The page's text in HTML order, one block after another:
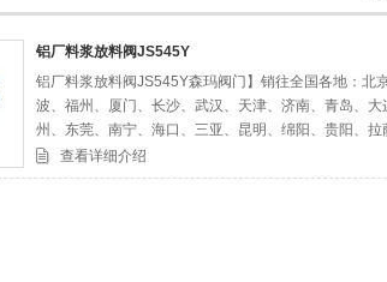
铝厂料浆放料阀JS545Y
铝厂料浆放料阀JS545Y森玛阀门】销往全国各地：北
波、福州、厦门、长沙、武汉、天津、济南、青岛、
州、东莞、南宁、海口、三亚、昆明、绵阳、贵阳、
鞍山、南昌
查看详细介绍